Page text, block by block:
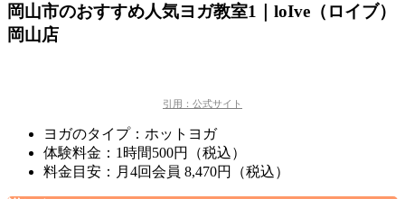
岡山市のおすすめ人気ヨガ教室1｜loIve（ロイブ）
岡山店
引用：公式サイト
ヨガのタイプ：ホットヨガ
体験料金：1時間500円（税込）
料金目安：月4回会員 8,470円（税込）